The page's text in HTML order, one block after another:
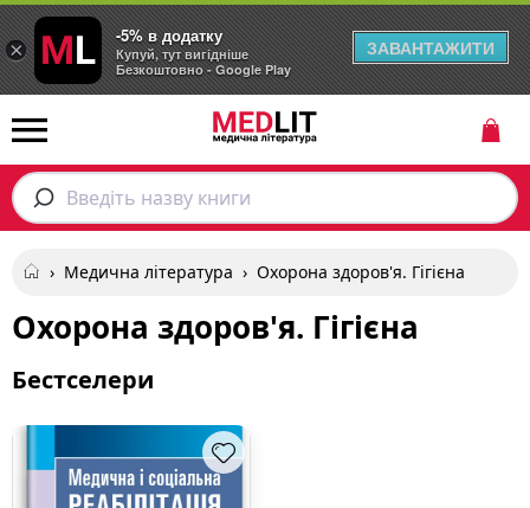
Введіть назву книги
› Медична література › Охорона здоров'я. Гігієна
Охорона здоров'я. Гігієна
Бестселери
×
-5% в додатку
Купуй, тут вигідніше
Безкоштовно - Google Play
ЗАВАНТАЖИТИ